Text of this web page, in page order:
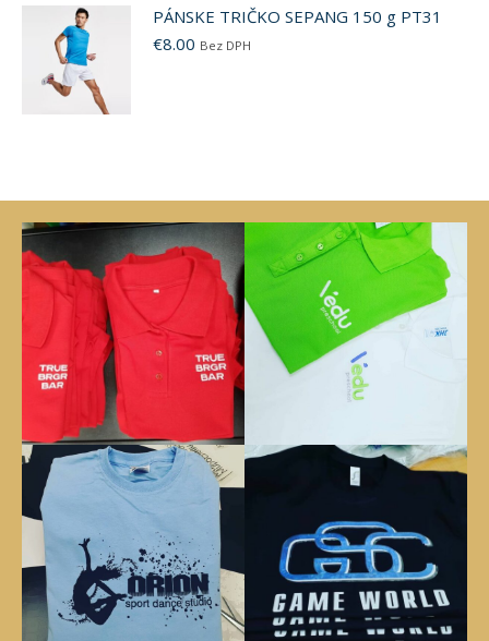
PÁNSKE TRIČKO SEPANG 150 g PT31
€8.00 Bez DPH